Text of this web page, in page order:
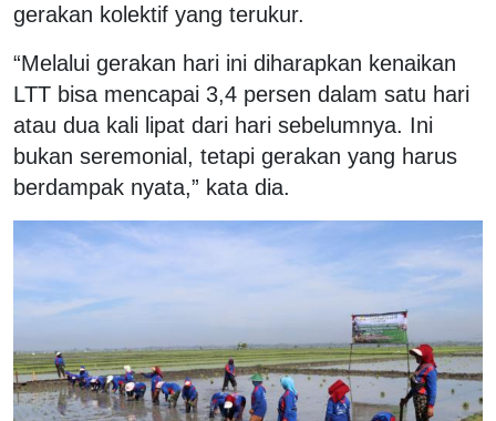
gerakan kolektif yang terukur.
“Melalui gerakan hari ini diharapkan kenaikan
LTT bisa mencapai 3,4 persen dalam satu hari
atau dua kali lipat dari hari sebelumnya. Ini
bukan seremonial, tetapi gerakan yang harus
berdampak nyata,” kata dia.